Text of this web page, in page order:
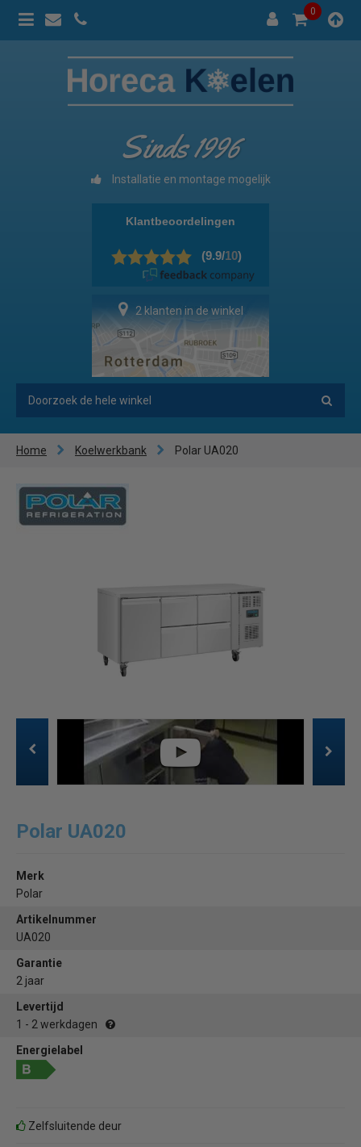
0
Sinds 1996
Installatie en montage mogelijk
6 klanten in de winkel
Home Koelwerkbank Polar UA020
Polar UA020
Merk
Polar
Artikelnummer
UA020
Garantie
2 jaar
Levertijd
1 - 2 werkdagen
Energielabel
Zelfsluitende deur